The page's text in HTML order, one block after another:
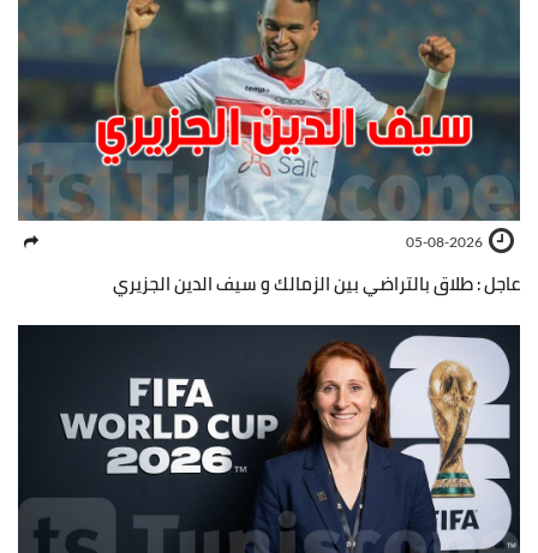
05-08-2026
عاجل : طلاق بالتراضي بين الزمالك و سيف الدين الجزيري